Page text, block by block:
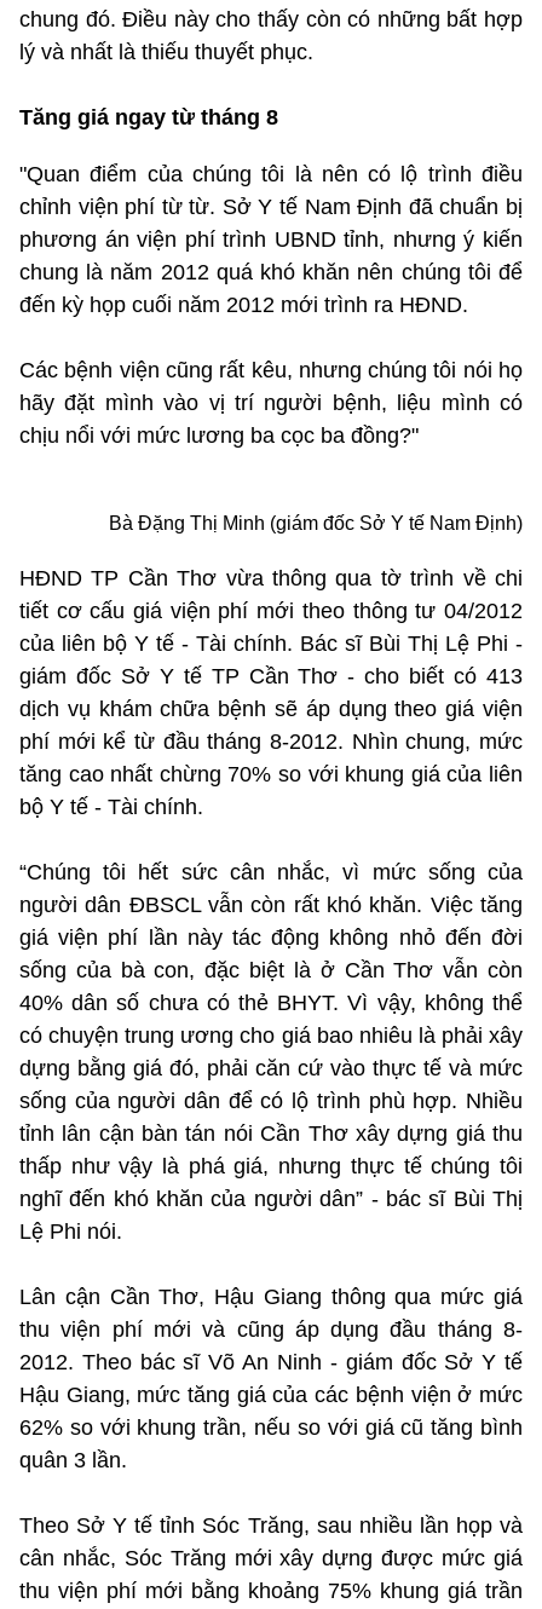
chung đó. Điều này cho thấy còn có những bất hợp
lý và nhất là thiếu thuyết phục.
Tăng giá ngay từ tháng 8
"Quan điểm của chúng tôi là nên có lộ trình điều
chỉnh viện phí từ từ. Sở Y tế Nam Định đã chuẩn bị
phương án viện phí trình UBND tỉnh, nhưng ý kiến
chung là năm 2012 quá khó khăn nên chúng tôi để
đến kỳ họp cuối năm 2012 mới trình ra HĐND.
Các bệnh viện cũng rất kêu, nhưng chúng tôi nói họ
hãy đặt mình vào vị trí người bệnh, liệu mình có
chịu nổi với mức lương ba cọc ba đồng?"
Bà Đặng Thị Minh (giám đốc Sở Y tế Nam Định)
HĐND TP Cần Thơ vừa thông qua tờ trình về chi
tiết cơ cấu giá viện phí mới theo thông tư 04/2012
của liên bộ Y tế - Tài chính. Bác sĩ Bùi Thị Lệ Phi -
giám đốc Sở Y tế TP Cần Thơ - cho biết có 413
dịch vụ khám chữa bệnh sẽ áp dụng theo giá viện
phí mới kể từ đầu tháng 8-2012. Nhìn chung, mức
tăng cao nhất chừng 70% so với khung giá của liên
bộ Y tế - Tài chính.
“Chúng tôi hết sức cân nhắc, vì mức sống của
người dân ĐBSCL vẫn còn rất khó khăn. Việc tăng
giá viện phí lần này tác động không nhỏ đến đời
sống của bà con, đặc biệt là ở Cần Thơ vẫn còn
40% dân số chưa có thẻ BHYT. Vì vậy, không thể
có chuyện trung ương cho giá bao nhiêu là phải xây
dựng bằng giá đó, phải căn cứ vào thực tế và mức
sống của người dân để có lộ trình phù hợp. Nhiều
tỉnh lân cận bàn tán nói Cần Thơ xây dựng giá thu
thấp như vậy là phá giá, nhưng thực tế chúng tôi
nghĩ đến khó khăn của người dân” - bác sĩ Bùi Thị
Lệ Phi nói.
Lân cận Cần Thơ, Hậu Giang thông qua mức giá
thu viện phí mới và cũng áp dụng đầu tháng 8-
2012. Theo bác sĩ Võ An Ninh - giám đốc Sở Y tế
Hậu Giang, mức tăng giá của các bệnh viện ở mức
62% so với khung trần, nếu so với giá cũ tăng bình
quân 3 lần.
Theo Sở Y tế tỉnh Sóc Trăng, sau nhiều lần họp và
cân nhắc, Sóc Trăng mới xây dựng được mức giá
thu viện phí mới bằng khoảng 75% khung giá trần